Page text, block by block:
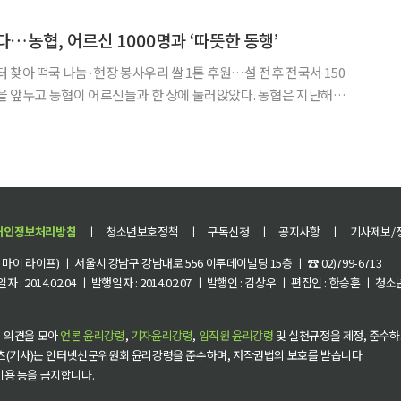
…농협, 어르신 1000명과 ‘따뜻한 동행’
찾아 떡국 나눔·현장 봉사우리 쌀 1톤 후원…설 전후 전국서 150
인정보처리방침 ㅣ 청소년보호정책 ㅣ 구독신청 ㅣ 공지사항 ㅣ
기사제보/
이 라이프) ㅣ 서울시 강남구 강남대로 556 이투데이빌딩 15층 ㅣ ☎ 02)799-6713
: 2014.02.04 ㅣ 발행일자 : 2014.02.07 ㅣ 발행인 : 김상우 ㅣ 편집인 : 한승훈 ㅣ 청
의견을 모아언론 윤리강령, 기자윤리강령, 임직원 윤리강령 및 실천규정을 제정, 준수
기사)는 인터넷신문위원회 윤리강령을 준수하며, 저작권법의 보호를 받습니다.
등을 금지합니다.